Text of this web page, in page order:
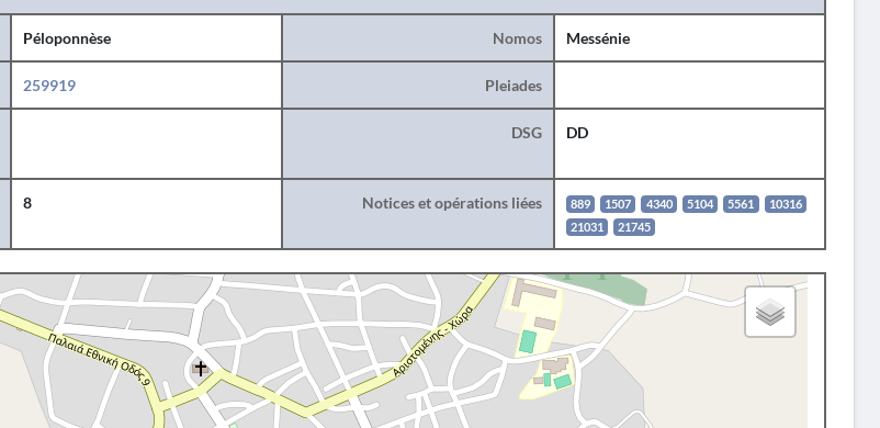
Péloponnèse Nomos Messénie
259919 Pleiades
DSG DD
8 Notices et opérations liées 889 1507 4340 5104 5561
10316
21031
21745